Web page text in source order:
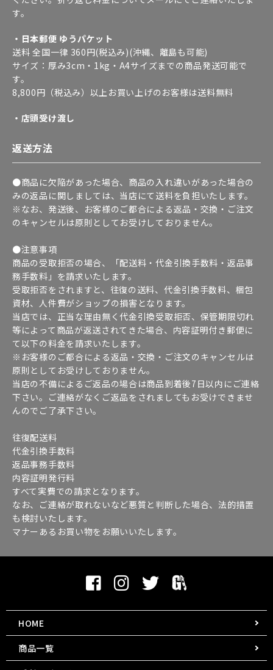
す。
・日本郵便 ゆうパケット
送料 全国一律 360円(税込み)(沖縄、離島も可能)
サイズ：厚み3cm・1kg・A4サイズまでの商品発送可能で
す。
8,800円（税込み）以上お買い上げのお客様は送料無料
・店頭受け渡し
返送方法
●商品に欠陥があった場合、商品の入れ違いがあった場合の
みの返品に関しましては、当店にて送料を負担いたします。
※なお、発送後、お客様のご都合による返品・交換・ご注文
のキャンセルは原則としてお受けしておりません。
●注意事項
商品の受取拒否の場合、「配送料・代金引換手数料・返品事
務手数料」を請求いたします。
受取拒否をされますと、往復の送料、代金引換手数料、梱包
資材、人件費がショップの損害となります。
当店では、正当な理由無く代金引換受取拒否、保管期限切れ
等によって商品が返送されてきた場合、内容証明付き郵便に
て以下の料金を請求いたします。
※お客様のご都合による返品・交換・ご注文のキャンセルは
原則としてお受けしておりません。
当店の不備によるご返品の場合は商品到着後7日以内にご連絡
下さい。ご連絡がなくご返品をされましてもお受けできませ
んのでご了承下さい。
往復配送料
代金引換手数料
返品事務手数料
内容証明発行料
すべて実費での請求となります。
なお、ご連絡が取れないなど悪質と判断した場合、法的措置
も検討いたします。
マナーあるお買い物をお願いいたします。
HOME
商品一覧